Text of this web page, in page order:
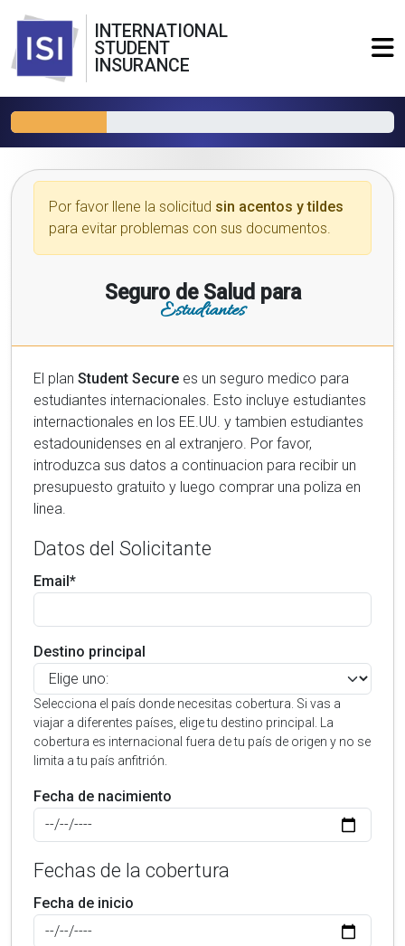
INTERNATIONAL
STUDENT
INSURANCE
Por favor llene la solicitud sin acentos y tildes
para evitar problemas con sus documentos.
Seguro de Salud para
Estudiantes
El plan Student Secure es un seguro medico para
estudiantes internacionales. Esto incluye estudiantes
internactionales en los EE.UU. y tambien estudiantes
estadounidenses en al extranjero. Por favor,
introduzca sus datos a continuacion para recibir un
presupuesto gratuito y luego comprar una poliza en
linea.
Datos del Solicitante
Email*
Destino principal
Selecciona el país donde necesitas cobertura. Si vas a
viajar a diferentes países, elige tu destino principal. La
cobertura es internacional fuera de tu país de origen y no se
limita a tu país anfitrión.
Fecha de nacimiento
Fechas de la cobertura
Fecha de inicio